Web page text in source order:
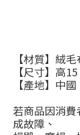
【材質】絨
【尺寸】高
【產地】中國
若商品因消
成故障、